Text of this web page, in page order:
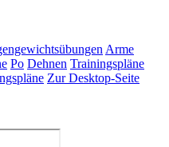
Arme
Po Dehnen Trainingspläne
Zur Desktop-Seite